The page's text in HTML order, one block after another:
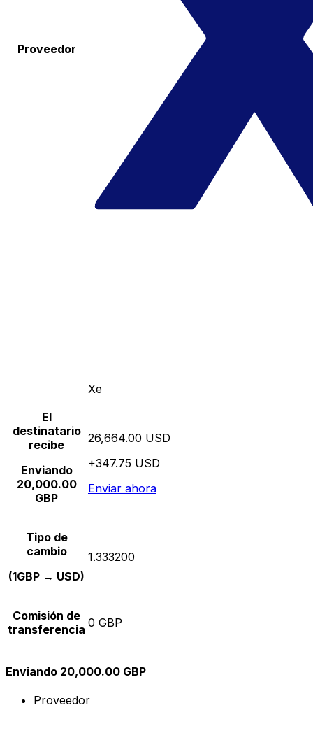
Proveedor
Xe
El
destinatario
recibe
Enviando
20,000.00
GBP
26,664.00 USD
+347.75 USD
Enviar ahora
Tipo de
cambio
(1GBP → USD)
1.333200
Comisión de
transferencia 0 GBP
Enviando 20,000.00 GBP
Proveedor